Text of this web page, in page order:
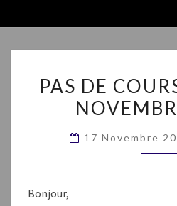
DE
PAS DE
17 Novembre
Bonjour,